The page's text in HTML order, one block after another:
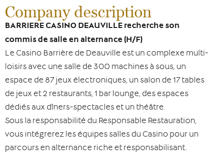
Company description
BARRIERE CASINO DEAUVILLE recherche son
commis de salle en alternance (H/F)
Le Casino Barrière de Deauville est un complexe multi-
loisirs avec une salle de 300 machines à sous, un
espace de 87 jeux électroniques, un salon de 17 tables
de jeux et 2 restaurants, 1 bar lounge, des espaces
dédiés aux dîners-spectacles et un théâtre.
Sous la responsabilité du Responsable Restauration,
vous intégrerez les équipes salles du Casino pour un
parcours en alternance riche et responsabilisant.